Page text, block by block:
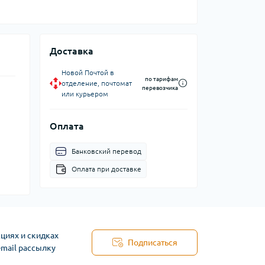
Доставка
Новой Почтой в
отделение, почтомат
или курьером
по тарифам
перевозчика
Оплата
Банковский перевод
Оплата при доставке
и скидках
рассылку
Подписаться